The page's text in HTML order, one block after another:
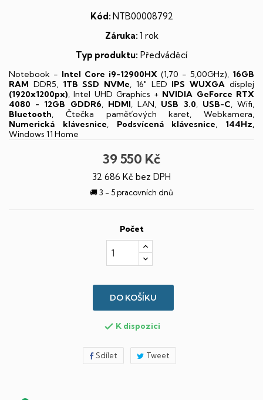
Kód: NTB00008792
Záruka: 1 rok
Typ produktu: Předváděcí
Notebook - Intel Core i9-12900HX (1,70 - 5,00GHz), 16GB
RAM DDR5, 1TB SSD NVMe, 16" LED IPS WUXGA displej
(1920x1200px), Intel UHD Graphics + NVIDIA GeForce RTX
4080 - 12GB GDDR6, HDMI, LAN, USB 3.0, USB-C, Wifi,
Bluetooth, Čtečka paměťových karet, Webkamera,
Numerická klávesnice, Podsvícená klávesnice, 144Hz,
Windows 11 Home
39 550 Kč
32 686 Kč bez DPH
🚚 3 - 5 pracovních dnů
Počet
DO KOŠÍKU
 K dispozici
Sdílet Tweet